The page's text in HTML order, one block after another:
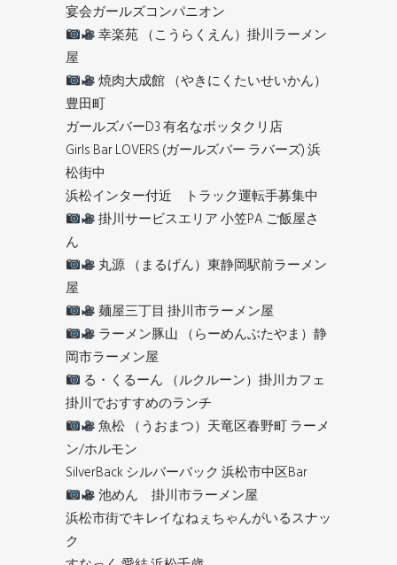
宴会ガールズコンパニオン
幸楽苑 （こうらくえん）掛川ラーメン
屋
焼肉大成館 （やきにくたいせいかん）
豊田町
ガールズバーD3 有名なボッタクリ店
Girls Bar LOVERS (ガールズバー ラバーズ) 浜
松街中
浜松インター付近 トラック運転手募集中
掛川サービスエリア 小笠PA ご飯屋さ
ん
丸源 （まるげん）東静岡駅前ラーメン
屋
麺屋三丁目 掛川市ラーメン屋
ラーメン豚山 （らーめんぶたやま）静
岡市ラーメン屋
る・くるーん （ルクルーン）掛川カフェ
掛川でおすすめのランチ
魚松 （うおまつ）天竜区春野町 ラーメ
ン/ホルモン
SilverBack シルバーバック 浜松市中区Bar
池めん 掛川市ラーメン屋
浜松市街でキレイなねぇちゃんがいるスナッ
ク